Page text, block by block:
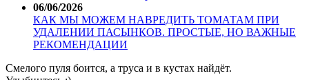
06/06/2026
КАК МЫ МОЖЕМ НАВРЕДИТЬ ТОМАТАМ ПРИ
УДАЛЕНИИ ПАСЫНКОВ. ПРОСТЫЕ, НО ВАЖНЫЕ
РЕКОМЕНДАЦИИ
Смелого пуля боится, а труса и в кустах найдёт.